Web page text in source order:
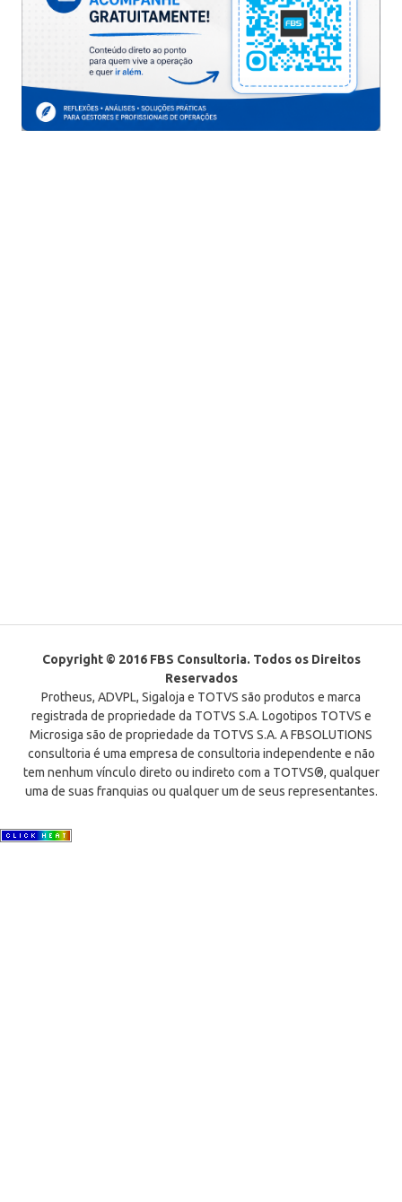
Copyright © 2016 FBS Consultoria. Todos os Direitos
Reservados
Protheus, ADVPL, Sigaloja e TOTVS são produtos e marca
registrada de propriedade da TOTVS S.A. Logotipos TOTVS e
Microsiga são de propriedade da TOTVS S.A. A FBSOLUTIONS
consultoria é uma empresa de consultoria independente e não
tem nenhum vínculo direto ou indireto com a TOTVS®, qualquer
uma de suas franquias ou qualquer um de seus representantes.